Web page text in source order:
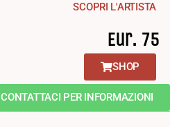
SCOPRI L'ARTISTA
Eur. 75
SHOP
CONTATTACI PER INFORMAZIONI